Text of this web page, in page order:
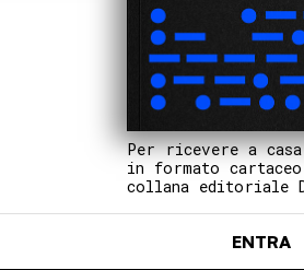
Per ricevere a
in formato
collana editoriale
ENTRA